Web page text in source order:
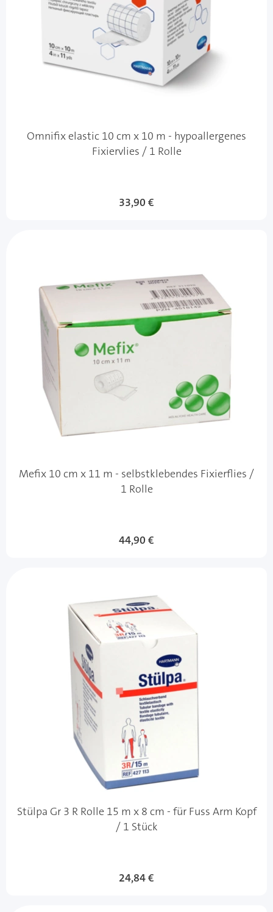
Omnifix elastic 10 cm x 10 m - hypoallergenes
Fixiervlies / 1 Rolle
33,90 €
Mefix 10 cm x 11 m - selbstklebendes Fixierflies /
1 Rolle
44,90 €
Stülpa Gr 3 R Rolle 15 m x 8 cm - für Fuss Arm Kopf
/ 1 Stück
24,84 €